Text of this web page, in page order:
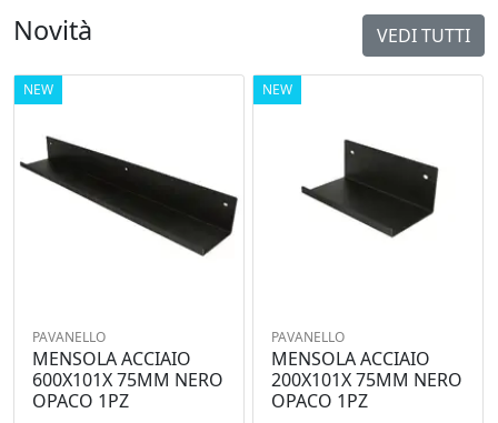
Novità VEDI TUTTI
NEW
PAVANELLO
MENSOLA ACCIAIO
600X101X 75MM NERO
OPACO 1PZ
NEW
PAVANELLO
MENSOLA ACCIAIO
200X101X 75MM NERO
OPACO 1PZ